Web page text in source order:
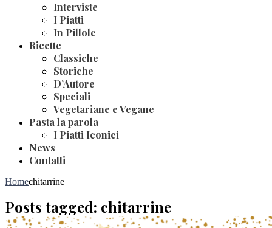
Interviste
I Piatti
In Pillole
Ricette
Classiche
Storiche
D’Autore
Speciali
Vegetariane e Vegane
Pasta la parola
I Piatti Iconici
News
Contatti
Homechitarrine
Posts tagged: chitarrine